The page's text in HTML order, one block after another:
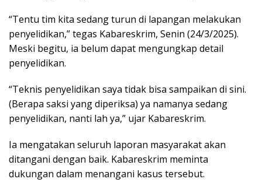
“Tentu tim kita sedang turun di lapangan melakukan
penyelidikan,” tegas Kabareskrim, Senin (24/3/2025).
Meski begitu, ia belum dapat mengungkap detail
penyelidikan.
“Teknis penyelidikan saya tidak bisa sampaikan di sini.
(Berapa saksi yang diperiksa) ya namanya sedang
penyelidikan, nanti lah ya,” ujar Kabareskrim.
Ia mengatakan seluruh laporan masyarakat akan
ditangani dengan baik. Kabareskrim meminta
dukungan dalam menangani kasus tersebut.